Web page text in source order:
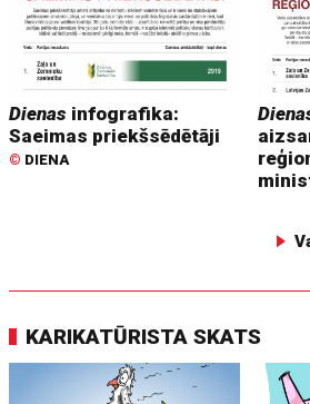
Dienas infografika:
Saeimas priekšsēdētāji
© DIENA
KARIKATŪRISTA SKATS